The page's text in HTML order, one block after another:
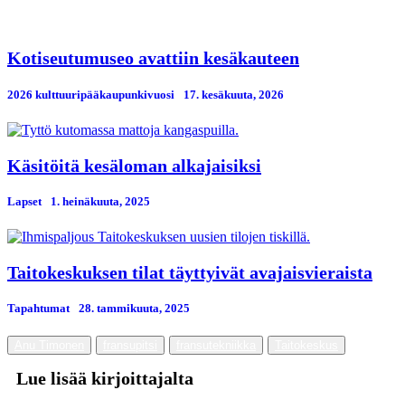
Kotiseutumuseo avattiin kesäkauteen
2026 kulttuuripääkaupunkivuosi 17. kesäkuuta, 2026
Käsitöitä kesäloman alkajaisiksi
Lapset 1. heinäkuuta, 2025
Taitokeskuksen tilat täyttyivät avajaisvieraista
Tapahtumat 28. tammikuuta, 2025
Lue lisää kirjoittajalta